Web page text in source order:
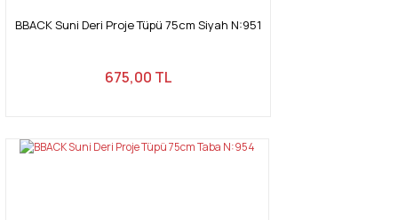
BBACK Suni Deri Proje Tüpü 75cm Siyah N:951
675,00 TL